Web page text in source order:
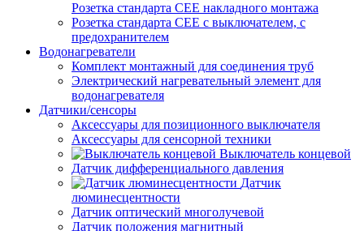
Розетка стандарта СЕЕ накладного монтажа
Розетка стандарта СЕЕ с выключателем, с
предохранителем
Водонагреватели
Комплект монтажный для соединения труб
Электрический нагревательный элемент для
водонагревателя
Датчики/сенсоры
Аксессуары для позиционного выключателя
Аксессуары для сенсорной техники
Выключатель концевой
Датчик дифференциального давления
Датчик
люминесцентности
Датчик оптический многолучевой
Датчик положения магнитный